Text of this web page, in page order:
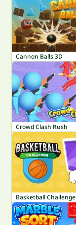
Cannon Balls 3D
Crowd Clash Rush
Basketball Challenge